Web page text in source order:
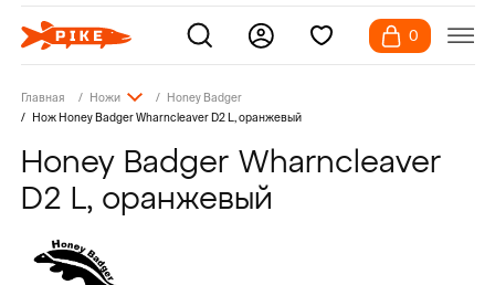
0
Главная Ножи
Honey Badger
Нож Honey Badger Wharncleaver D2 L, оранжевый
Honey Badger Wharncleaver
D2 L, оранжевый